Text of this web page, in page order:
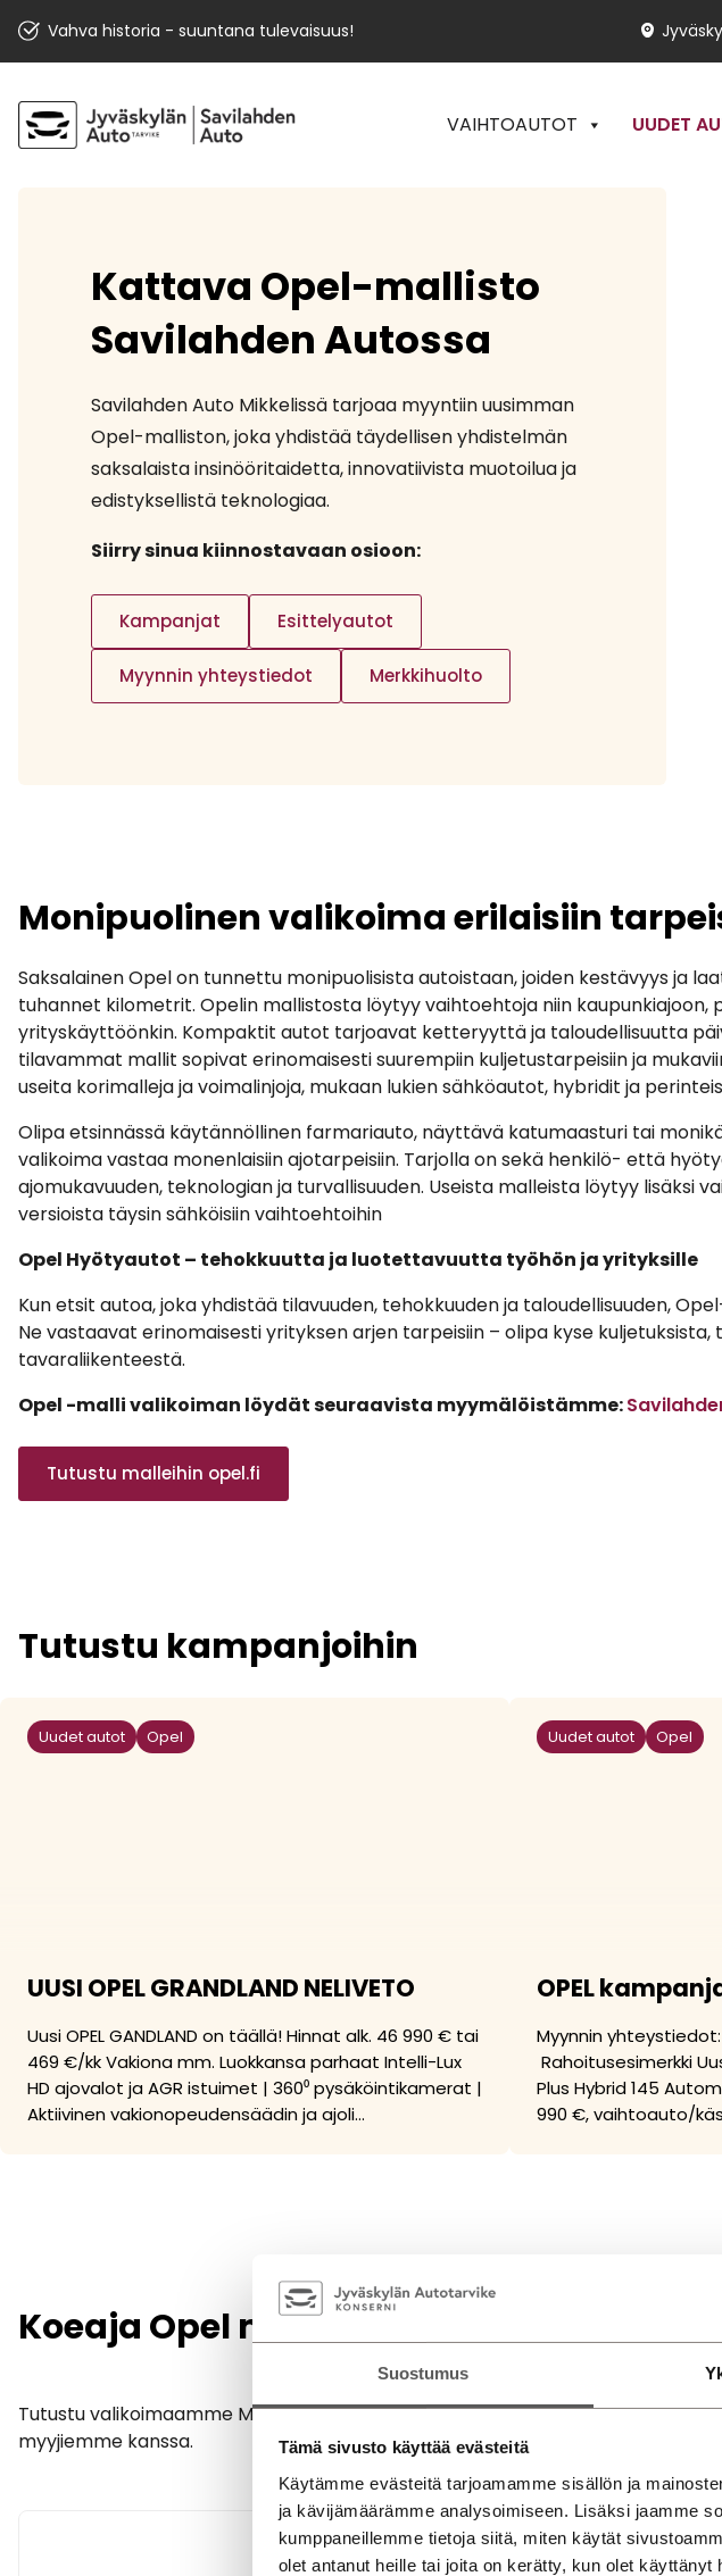
Suostumus
Tämä sivusto käyttää evästeitä
Käytämme evästeitä tarjoamamme sisällön ja
ja kävijämäärämme analysoimiseen. Lisäksi jaamme
kumppaneillemme tietoja siitä, miten käytät
olet antanut heille tai joita on kerätty, kun olet käyttänyt
Vahva historia - suuntana tulevaisuus!
VAIHTOAUTOT UUDET
Kattava Opel-mallisto
Savilahden Autossa
Savilahden Auto Mikkelissä tarjoaa myyntiin uusimman
Opel-malliston, joka yhdistää täydellisen yhdistelmän
saksalaista insinööritaidetta, innovatiivista muotoilua ja
edistyksellistä teknologiaa.
Siirry sinua kiinnostavaan osioon:
Kampanjat Esittelyautot
Myynnin yhteystiedot Merkkihuolto
Monipuolinen valikoima erilaisiin
Saksalainen Opel on tunnettu monipuolisista autoistaan, joiden kestävyys ja
tuhannet kilometrit. Opelin mallistosta löytyy vaihtoehtoja niin kaupunkiajoon,
yrityskäyttöönkin. Kompaktit autot tarjoavat ketteryyttä ja taloudellisuutta
tilavammat mallit sopivat erinomaisesti suurempiin kuljetustarpeisiin ja
useita korimalleja ja voimalinjoja, mukaan lukien sähköautot, hybridit ja
Olipa etsinnässä käytännöllinen farmariauto, näyttävä katumaasturi tai
valikoima vastaa monenlaisiin ajotarpeisiin. Tarjolla on sekä henkilö- että
ajomukavuuden, teknologian ja turvallisuuden. Useista malleista löytyy lisäksi
versioista täysin sähköisiin vaihtoehtoihin
Opel Hyötyautot – tehokkuutta ja luotettavuutta työhön ja yrityksille
Kun etsit autoa, joka yhdistää tilavuuden, tehokkuuden ja taloudellisuuden,
Ne vastaavat erinomaisesti yrityksen arjen tarpeisiin – olipa kyse
tavaraliikenteestä.
Opel -malli valikoiman löydät seuraavista myymälöistämme:
Tutustu malleihin opel.fi
Tutustu kampanjoihin
Uudet autot Opel
UUSI OPEL GRANDLAND NELIVETO
Uusi OPEL GANDLAND on täällä! Hinnat alk. 46 990 € tai
469 €/kk Vakiona mm. Luokkansa parhaat Intelli-Lux
HD ajovalot ja AGR istuimet | 360⁰ pysäköintikamerat |
Aktiivinen vakionopeudensäädin ja ajoli…
Uudet autot Opel
OPEL
Myynnin yhteystiedot:
Rahoitusesimerkki
Plus Hybrid 145
990 €, vaihtoauto/
Koeaja Opel meillä!
Tutustu valikoimaamme Mikkelissä Savilahden Autossa ja löydä oma Opel.
myyjiemme kanssa.